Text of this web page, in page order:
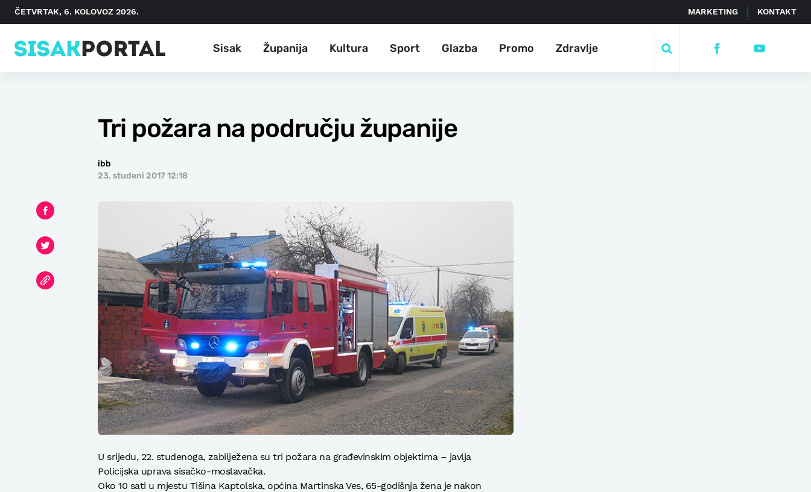
ČETVRTAK, 6. KOLOVOZ 2026. MARKETING KONTAKT
Sisak Županija Kultura Sport Glazba Promo Zdravlje
Tri požara na području županije
ibb
23. studeni 2017 12:18
U srijedu, 22. studenoga, zabilježena su tri požara na građevinskim objektima – javlja
Policijska uprava sisačko-moslavačka.
Oko 10 sati u mjestu Tišina Kaptolska, općina Martinska Ves, 65-godišnja žena je nakon